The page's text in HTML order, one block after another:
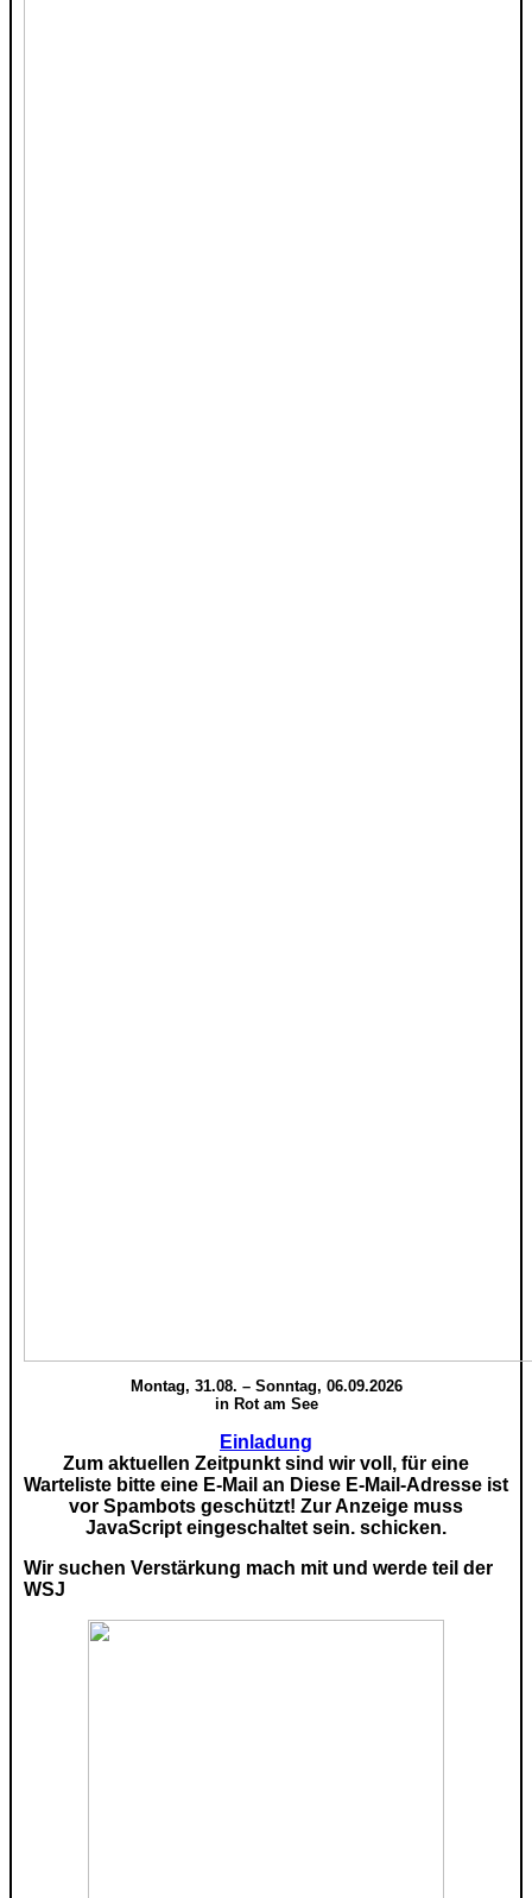
Montag, 31.08. – Sonntag, 06.09.2026
in Rot am See
Einladung
Zum aktuellen Zeitpunkt sind wir voll, für eine
Warteliste bitte eine E-Mail an Diese E-Mail-Adresse ist
vor Spambots geschützt! Zur Anzeige muss
JavaScript eingeschaltet sein. schicken.
Wir suchen Verstärkung mach mit und werde teil der
WSJ